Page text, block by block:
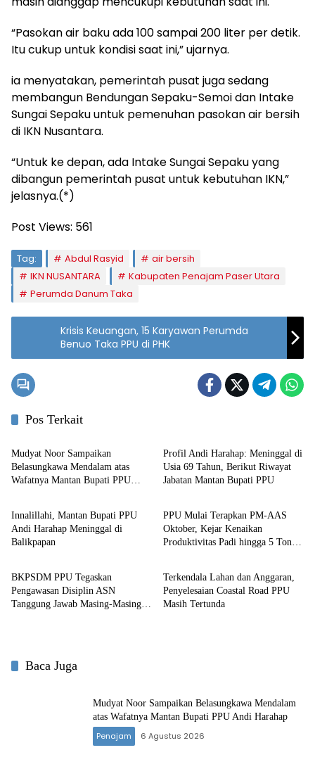
“Pasokan air baku ada 100 sampai 200 liter per detik.
Itu cukup untuk kondisi saat ini,” ujarnya.
ia menyatakan, pemerintah pusat juga sedang
membangun Bendungan Sepaku-Semoi dan Intake
Sungai Sepaku untuk pemenuhan pasokan air bersih
di IKN Nusantara.
“Untuk ke depan, ada Intake Sungai Sepaku yang
dibangun pemerintah pusat untuk kebutuhan IKN,”
jelasnya.(*)
Post Views: 561
Tag: Abdul Rasyid
air bersih
IKN NUSANTARA
Kabupaten Penajam Paser Utara
Perumda Danum Taka
Krisis Keuangan, 15 Karyawan Perumda
Benuo Taka PPU di PHK
Pos Terkait
Penajam
Mudyat Noor Sampaikan
Belasungkawa Mendalam atas
Wafatnya Mantan Bupati PPU
Profil Andi Harahap: Meninggal di
Usia 69 Tahun, Berikut Riwayat
Jabatan Mantan Bupati PPU
Penajam
Innalillahi, Mantan Bupati PPU
Andi Harahap Meninggal di
Balikpapan
Penajam
PPU Mulai Terapkan PM-AAS
Oktober, Kejar Kenaikan
Produktivitas Padi hingga 5 Ton
Penajam
BKPSDM PPU Tegaskan
Pengawasan Disiplin ASN
Tanggung Jawab Masing-Masing
Penajam
Terkendala Lahan dan Anggaran,
Penyelesaian Coastal Road PPU
Masih Tertunda
Baca Juga
Mudyat Noor Sampaikan Belasungkawa Mendalam
atas Wafatnya Mantan Bupati PPU Andi Harahap
Penajam 6 Agustus 2026